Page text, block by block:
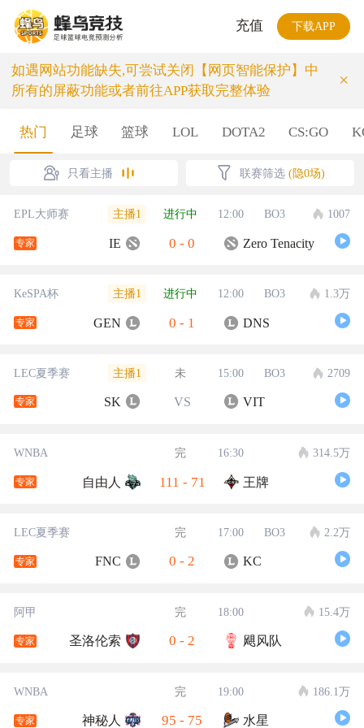
充值 下载APP
如遇网站功能缺失,可尝试关闭【网页智能保护】中
所有的屏蔽功能或者前往APP获取完整体验
×
热门 足球 篮球 LOL DOTA2 CS:GO
只看主播 联赛筛选 (隐0场)
EPL大师赛 主播1 进行中 12:00 BO3 1007
专家 IE 0 - 0 Zero Tenacity
KeSPA杯 主播1 进行中 12:00 BO3 1.3万
专家 GEN 0 - 1 DNS
LEC夏季赛 主播1 未 15:00 BO3 2709
专家 SK VS VIT
WNBA 完 16:30 314.5万
专家 自由人 111 - 71 王牌
LEC夏季赛 完 17:00 BO3 2.2万
专家 FNC 0 - 2 KC
阿甲 完 18:00 15.4万
专家 圣洛伦索 0 - 2 飓风队
WNBA 完 19:00 186.1万
专家 神秘人 95 - 75 水星